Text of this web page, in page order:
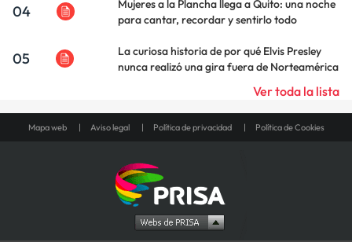
04
Mujeres a la Plancha llega a Quito: una noche
para cantar, recordar y sentirlo todo
05
La curiosa historia de por qué Elvis Presley
nunca realizó una gira fuera de Norteamérica
Ver toda la lista
Mapa web Aviso legal Política de privacidad Política de Cookies